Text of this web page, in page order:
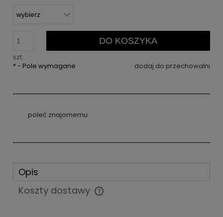
szt.
DO KOSZYKA
dodaj do przechowalni
*- Pole wymagane
poleć znajomemu
Opis
Koszty dostawy
Cena nie zawiera ewentualnych kosztów płatności